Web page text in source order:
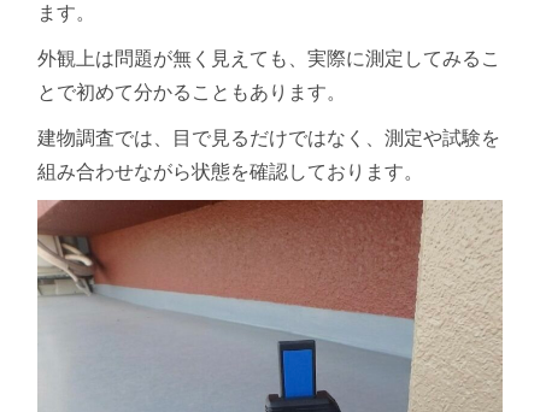
ます。
外観上は問題が無く見えても、実際に測定してみるこ
とで初めて分かることもあります。
建物調査では、目で見るだけではなく、測定や試験を
組み合わせながら状態を確認しております。